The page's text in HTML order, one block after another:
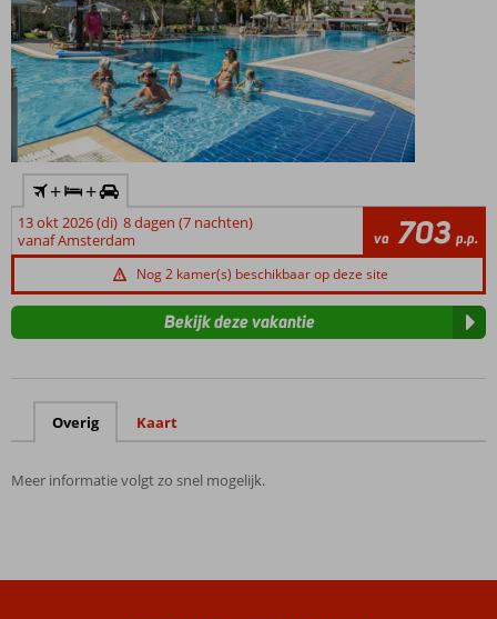
+ +
13 okt 2026 (di) 8 dagen (7 nachten)
vanaf Amsterdam
va 703 p.p.
Nog 2 kamer(s) beschikbaar op deze site
Bekijk deze vakantie
Overig Kaart
Meer informatie volgt zo snel mogelijk.